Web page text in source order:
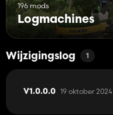
196 mods
Logmachines
Wijzigingslog 1
V1.0.0.0 19 oktober 2024